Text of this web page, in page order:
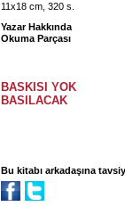
11x18 cm, 320 s.
Yazar Hakkında
Okuma Parçası
BASKISI YOK
BASILACAK
Bu kitabı arkadaşına